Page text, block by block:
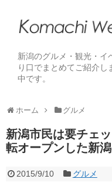
新潟のグルメ・観光・イ
り口でまとめてご紹介
中です。
ホーム グルメ
新潟市民は要チェ
転オープンした新
2015/9/10 グルメ